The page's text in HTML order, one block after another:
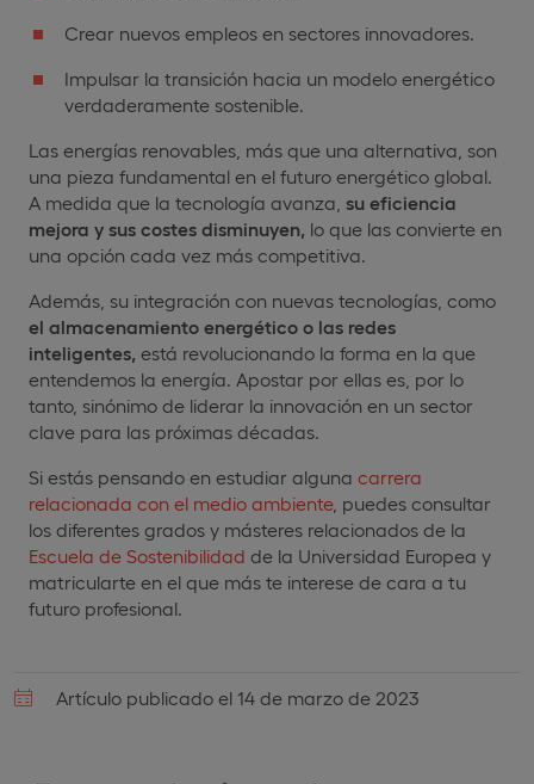
Crear nuevos empleos en sectores innovadores.
Impulsar la transición hacia un modelo energético
verdaderamente sostenible.
Las energías renovables, más que una alternativa, son
una pieza fundamental en el futuro energético global.
A medida que la tecnología avanza, su eficiencia
mejora y sus costes disminuyen, lo que las convierte en
una opción cada vez más competitiva.
Además, su integración con nuevas tecnologías, como
el almacenamiento energético o las redes
inteligentes, está revolucionando la forma en la que
entendemos la energía. Apostar por ellas es, por lo
tanto, sinónimo de liderar la innovación en un sector
clave para las próximas décadas.
Si estás pensando en estudiar alguna carrera
relacionada con el medio ambiente, puedes consultar
los diferentes grados y másteres relacionados de la
Escuela de Sostenibilidad de la Universidad Europea y
matricularte en el que más te interese de cara a tu
futuro profesional.
Artículo publicado el 14 de marzo de 2023